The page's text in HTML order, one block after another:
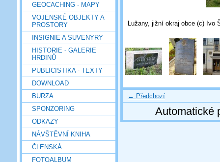
GEOCACHING - MAPY
VOJENSKÉ OBJEKTY A
PROSTORY
INSIGNIE A SUVENYRY
HISTORIE - GALERIE
HRDINŮ
PUBLICISTIKA - TEXTY
DOWNLOAD
BURZA
SPONZORING
ODKAZY
NÁVŠTĚVNÍ KNIHA
ČLENSKÁ
FOTOALBUM
Lužany, jižní okraj obce (c) Ivo
← Předchozí
Automatické